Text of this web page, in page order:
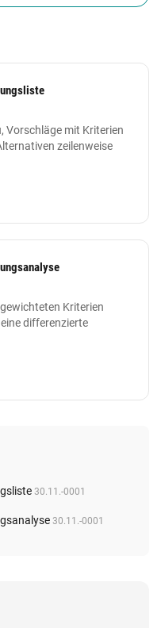
Vorschläge mit Kriterien
zeilenweise
Kriterien
differenzierte
30.11.-0001
30.11.-0001